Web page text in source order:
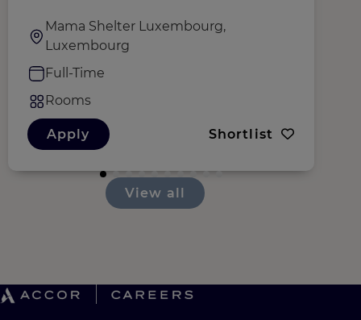
Mama Shelter Luxembourg,
Luxembourg
Full-Time
Rooms
Apply Shortlist
View all